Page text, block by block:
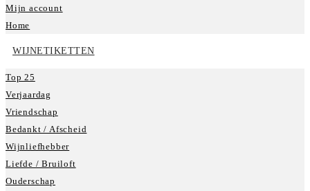
Mijn account
Home
WIJNETIKETTEN
Top 25
Verjaardag
Vriendschap
Bedankt / Afscheid
Wijnliefhebber
Liefde / Bruiloft
Ouderschap